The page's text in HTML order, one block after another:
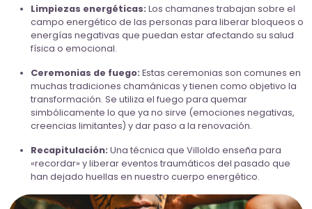
Limpiezas energéticas: Los chamanes trabajan sobre el
campo energético de las personas para liberar bloqueos o
energías negativas que puedan estar afectando su salud
física o emocional.
Ceremonias de fuego: Estas ceremonias son comunes en
muchas tradiciones chamánicas y tienen como objetivo la
transformación. Se utiliza el fuego para quemar
simbólicamente lo que ya no sirve (emociones negativas,
creencias limitantes) y dar paso a la renovación.
Recapitulación: Una técnica que Villoldo enseña para
«recordar» y liberar eventos traumáticos del pasado que
han dejado huellas en nuestro cuerpo energético.